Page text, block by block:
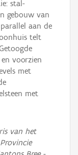
stal-
gebouw van
aan de
telt
voorzien
met
met
van het